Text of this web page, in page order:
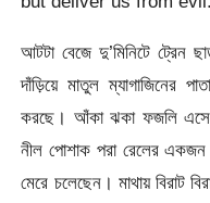
আটটা বেজে দু’মিনিটে
দাঁড়িয়ে মাতুল ম্যাগাজিনের
করছে। আঁকা ঝকা ফজলি
নীল পোশাক পরা রেলের একজন
মেরে চলেছেন। মাথায় বিরাট